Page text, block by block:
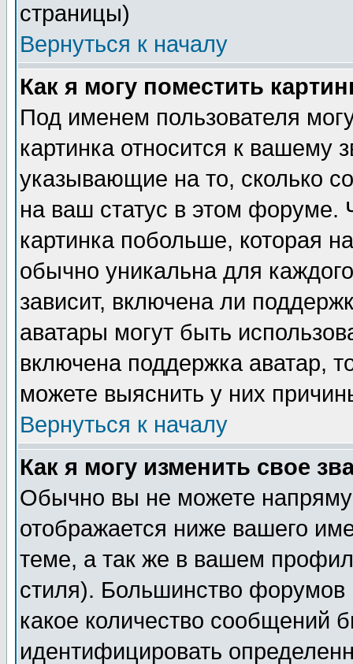
страницы)
Вернуться к началу
Как я могу поместить
Под именем пользователя
картинка относится к вашему
указывающие на то, сколько
на ваш статус в этом форуме.
картинка побольше, которая
обычно уникальна для
зависит, включена ли
аватары могут быть
включена поддержка аватар,
можете выяснить у них
Вернуться к началу
Как я могу изменить свое
Обычно вы не можете
отображается ниже вашего
теме, а так же в вашем
стиля). Большинство форумов
какое количество сообщений
идентифицировать